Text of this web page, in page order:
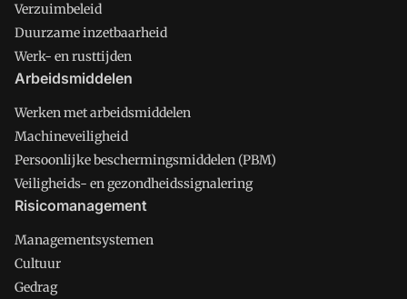
Verzuimbeleid
Duurzame inzetbaarheid
Werk- en rusttijden
Arbeidsmiddelen
Werken met arbeidsmiddelen
Machineveiligheid
Persoonlijke beschermingsmiddelen (PBM)
Veiligheids- en gezondheidssignalering
Risicomanagement
Managementsystemen
Cultuur
Gedrag